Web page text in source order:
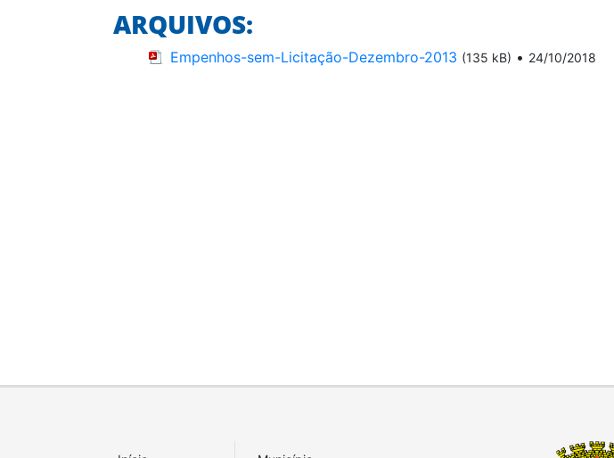
ARQUIVOS:
Empenhos-sem-Licitação-Dezembro-2013 (135 kB) • 24/10/2018